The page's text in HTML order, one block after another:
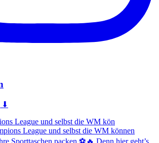
⬇
League und selbst die WM kön